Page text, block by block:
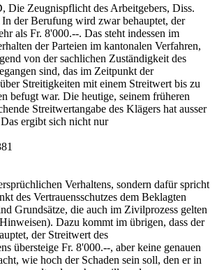
Die Zeugnispflicht des Arbeitgebers, Diss.
der Berufung wird zwar behauptet, der
als Fr. 8'000.--. Das steht indessen im
der Parteien im kantonalen Verfahren,
von der sachlichen Zuständigkeit des
sind, das im Zeitpunkt der
Streitigkeiten mit einem Streitwert bis zu
befugt war. Die heutige, seinem früheren
Streitwertangabe des Klägers hat ausser
ergibt sich nicht nur
Verhaltens, sondern dafür spricht
des Vertrauensschutzes dem Beklagten
Grundsätze, die auch im Zivilprozess gelten
Dazu kommt im übrigen, dass der
der Streitwert des
übersteige Fr. 8'000.--, aber keine genauen
wie hoch der Schaden sein soll, den er in